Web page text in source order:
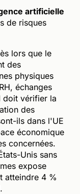
artificielle
de risques
lors que le
des
physiques
échanges
doit vérifier la
des
ils dans l'UE
économique
concernées.
Unis sans
expose
atteindre 4 %